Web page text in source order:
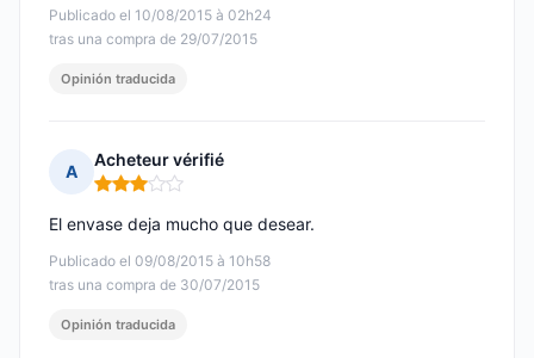
Publicado el 10/08/2015 à 02h24
tras una compra de 29/07/2015
Opinión traducida
A
Acheteur vérifié
Nota: 3 de 5
Publicado el 09/08/2015 à 10h58
tras una compra de 30/07/2015
El envase deja mucho que desear.
Opinión traducida